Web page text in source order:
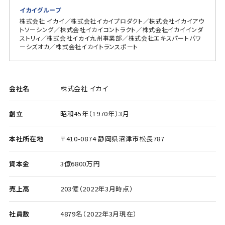
イカイグループ
株式会社 イカイ／株式会社イカイプロダクト／株式会社イカイアウ
トソーシング／株式会社イカイコントラクト／株式会社イカイインダ
ストリィ／株式会社イカイ九州事業部／株式会社エキスパートパワ
ーシズオカ／株式会社イカイトランスポート
会社名 株式会社 イカイ
創立 昭和45年（1970年）3月
本社所在地 〒410-0874 静岡県沼津市松長787
資本金 3億6800万円
売上高 203億（2022年3月時点）
社員数 4879名（2022年3月現在）